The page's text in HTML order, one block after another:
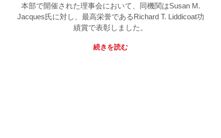
本部で開催された理事会において、同機関はSusan M.
Jacques氏に対し、最高栄誉であるRichard T. Liddicoat功
績賞で表彰しました。
続きを読む